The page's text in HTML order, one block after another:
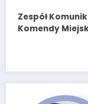
Zespół
Komendy